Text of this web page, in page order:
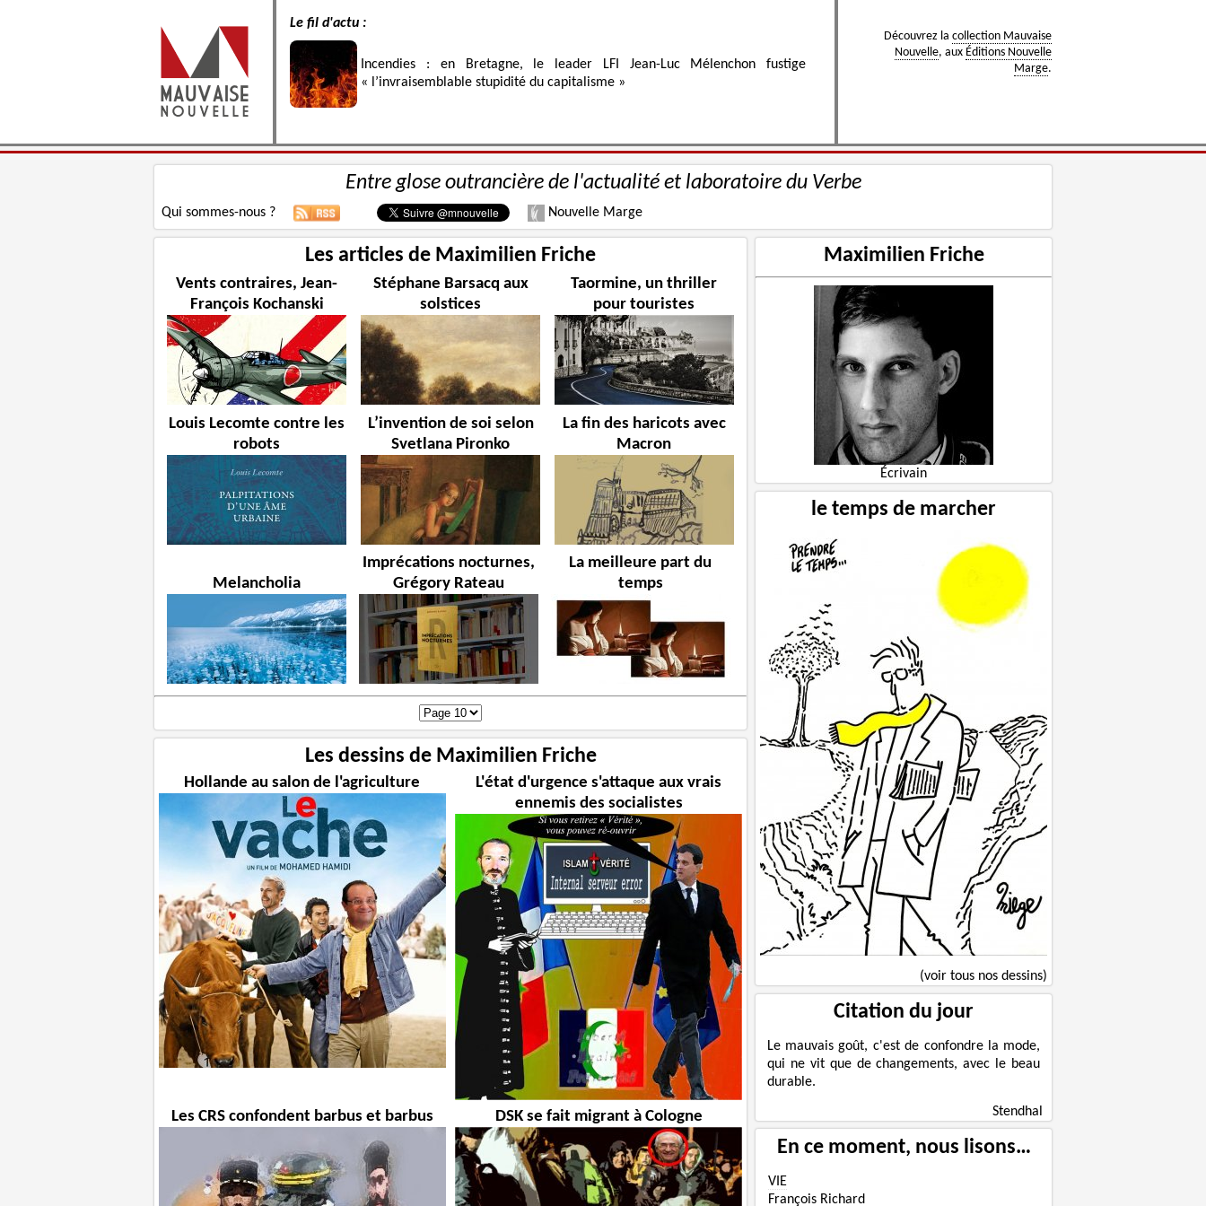
Le fil d'actu :
Incendies : en Bretagne, le leader LFI Jean-Luc Mélenchon fustige
« l’invraisemblable stupidité du capitalisme »
Découvrez la collection Mauvaise
Nouvelle, aux Éditions Nouvelle
Marge.
Entre glose outrancière de l'actualité et laboratoire du Verbe
Qui sommes-nous ? Nouvelle Marge
Les articles de Maximilien Friche
Vents contraires, Jean-
François Kochanski
Stéphane Barsacq aux
solstices
Taormine, un thriller
pour touristes
Louis Lecomte contre les
robots
L’invention de soi selon
Svetlana Pironko
La fin des haricots avec
Macron
Melancholia
Imprécations nocturnes,
Grégory Rateau
La meilleure part du
temps
Les dessins de Maximilien Friche
Hollande au salon de l'agriculture
L'état d'urgence s'attaque aux vrais
ennemis des socialistes
Les CRS confondent barbus et barbus DSK se fait migrant à Cologne
Maximilien Friche
Écrivain
le temps de marcher
(voir tous nos dessins)
Citation du jour
Le mauvais goût, c'est de confondre la mode,
qui ne vit que de changements, avec le beau
durable.
Stendhal
En ce moment, nous lisons…
VIE
François Richard